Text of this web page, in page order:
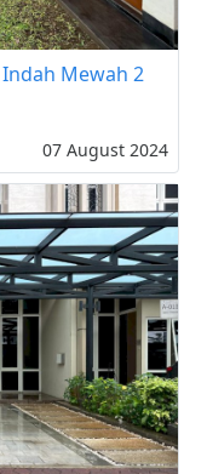
Mewah 2
07 August 2024